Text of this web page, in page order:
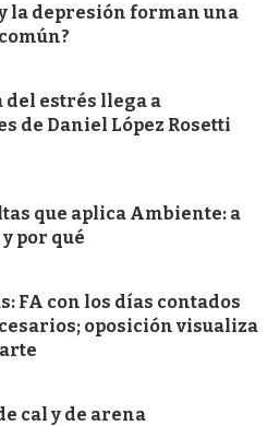
la depresión forman una
estrés llega a
de Daniel López Rosetti
que aplica Ambiente: a
por qué
FA con los días contados
oposición visualiza
cal y de arena